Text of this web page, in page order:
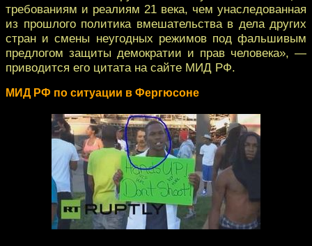
требованиям и реалиям 21 века, чем унаследованная
из прошлого политика вмешательства в дела других
стран и смены неугодных режимов под фальшивым
предлогом защиты демократии и прав человека», —
приводится его цитата на сайте МИД РФ.
МИД РФ по ситуации в Фергюсоне